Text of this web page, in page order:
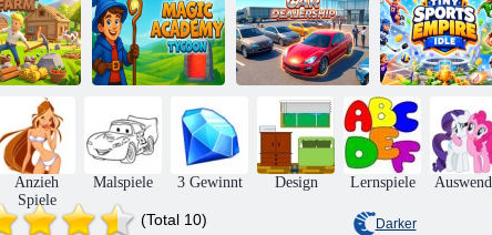
buzz Royal Knight Basisverteidigung Geldverdiener
kleine
Farm
Tycoon der Idle
Magic Academy
Autohaus
Tiny Sports
Empire im
Leerlauf
Anzieh
Spiele
Malspiele 3 Gewinnt Design Lernspiele
(Total 10) Darker